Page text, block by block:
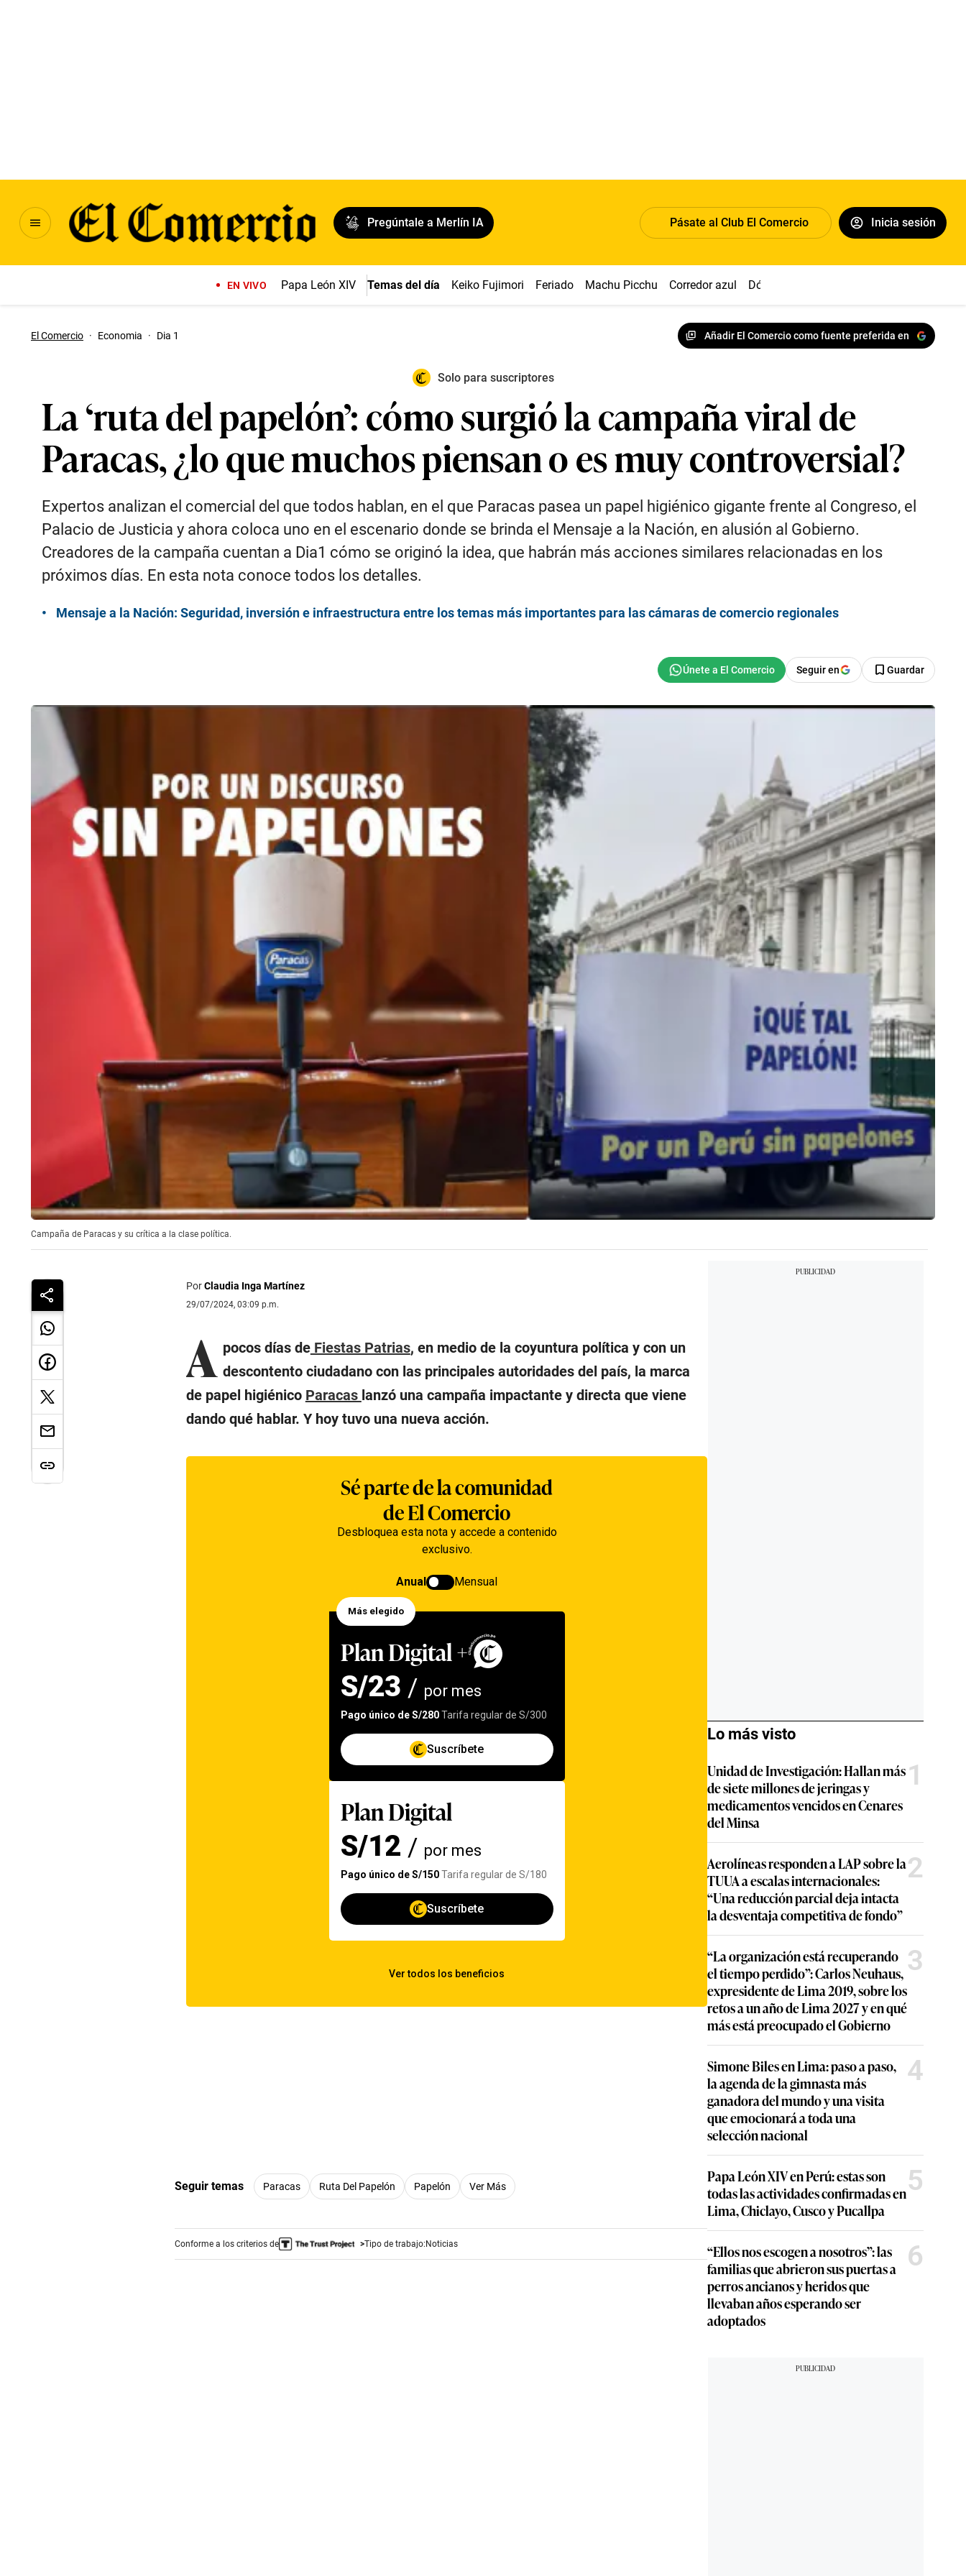
Pregúntale a Merlín IA Pásate al Club El Comercio Inicia sesión
EN VIVO Papa León XIV Temas del día Keiko Fujimori Feriado Machu Picchu Corredor azul Dólar
El Comercio · Economia · Dia 1 Añadir El Comercio como fuente preferida en
Solo para suscriptores
La ‘ruta del papelón’: cómo surgió la campaña viral de
Paracas, ¿lo que muchos piensan o es muy controversial?
Expertos analizan el comercial del que todos hablan, en el que Paracas pasea un papel higiénico gigante frente al Congreso, el
Palacio de Justicia y ahora coloca uno en el escenario donde se brinda el Mensaje a la Nación, en alusión al Gobierno.
Creadores de la campaña cuentan a Dia1 cómo se originó la idea, que habrán más acciones similares relacionadas en los
próximos días. En esta nota conoce todos los detalles.
Mensaje a la Nación: Seguridad, inversión e infraestructura entre los temas más importantes para las cámaras de comercio regionales
Seguir en Guardar
Campaña de Paracas y su crítica a la clase política.
PorClaudia Inga Martínez
29/07/2024, 03:09 p.m.
A pocos días deFiestas Patrias, en medio de la coyuntura política y con un
descontento ciudadano con las principales autoridades del país, la marca
de papel higiénico Paracas lanzó una campaña impactante y directa que viene
dando qué hablar. Y hoy tuvo una nueva acción.
Seguir temas Paracas Ruta Del Papelón Papelón Ver Más
Conforme a los criterios de Tipo de trabajo:Noticias
Lo más visto
Unidad de Investigación: Hallan más
de siete millones de jeringas y
medicamentos vencidos en Cenares
del Minsa
1
Aerolíneas responden a LAP sobre la
TUUA a escalas internacionales:
“Una reducción parcial deja intacta
la desventaja competitiva de fondo”
2
“La organización está recuperando
el tiempo perdido”: Carlos Neuhaus,
expresidente de Lima 2019, sobre los
retos a un año de Lima 2027 y en qué
más está preocupado el Gobierno
3
Simone Biles en Lima: paso a paso,
la agenda de la gimnasta más
ganadora del mundo y una visita
que emocionará a toda una
selección nacional
4
Papa León XIV en Perú: estas son
todas las actividades confirmadas en
Lima, Chiclayo, Cusco y Pucallpa
5
“Ellos nos escogen a nosotros”: las
familias que abrieron sus puertas a
perros ancianos y heridos que
llevaban años esperando ser
adoptados
6